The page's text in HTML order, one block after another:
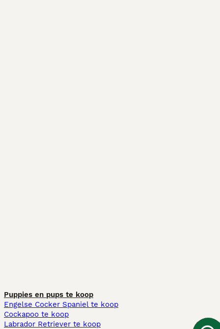
Puppies en pups te koop
Engelse Cocker Spaniel te koop
Cockapoo te koop
Labrador Retriever te koop